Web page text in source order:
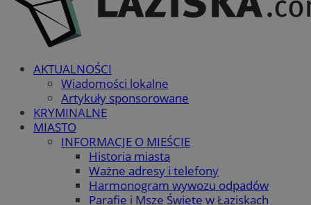
AKTUALNOŚCI
Wiadomości lokalne
Artykuły sponsorowane
KRYMINALNE
MIASTO
INFORMACJE O MIEŚCIE
Historia miasta
Ważne adresy i telefony
Harmonogram wywozu odpadów
Parafie i Msze Święte w Łaziskach